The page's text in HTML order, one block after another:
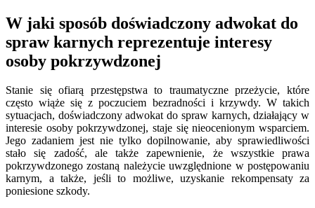
W jaki sposób doświadczony adwokat do
spraw karnych reprezentuje interesy
osoby pokrzywdzonej
Stanie się ofiarą przestępstwa to traumatyczne przeżycie, które
często wiąże się z poczuciem bezradności i krzywdy. W takich
sytuacjach, doświadczony adwokat do spraw karnych, działający w
interesie osoby pokrzywdzonej, staje się nieocenionym wsparciem.
Jego zadaniem jest nie tylko dopilnowanie, aby sprawiedliwości
stało się zadość, ale także zapewnienie, że wszystkie prawa
pokrzywdzonego zostaną należycie uwzględnione w postępowaniu
karnym, a także, jeśli to możliwe, uzyskanie rekompensaty za
poniesione szkody.